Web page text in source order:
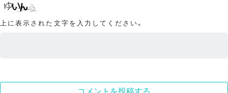
上に表示された文字を入力してください。